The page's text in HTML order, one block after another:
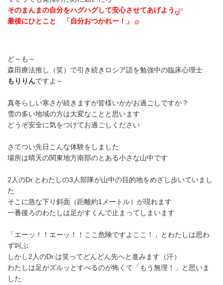
そのまんまの自分をハグハグして安心させてあげよう
最後にひとこと 「自分おつかれー！」
ど～も～
森田療法推し（笑）で引き続きロシア語を勉強中の臨床心理士
もりりんですよ～
真冬らしい寒さが続きますが皆様いかがお過ごしですか？
雪の多い地域の方は大変なことと思います
どうぞ安全に気をつけてお過ごしください
さてつい先日こんな体験をしました
場所は晴天の関東地方南部のとある小さな山中です
2人のDr.とわたしの3人部隊が山中の目的地をめざし歩いていまし
た
そこに急な下り斜面（距離約1メートル）が現れます
一番後ろのわたしは足がすくんで止まってしまいます
「エーッ！！エーッ！！ここ危険ですよここ！」とわたしは思わ
ず叫ぶ
しかし2人のDr.は笑ってどんどん先へと進みます（汗）
わたしは足がズルッとすべるのが怖くて「もう無理！」と思いま
した